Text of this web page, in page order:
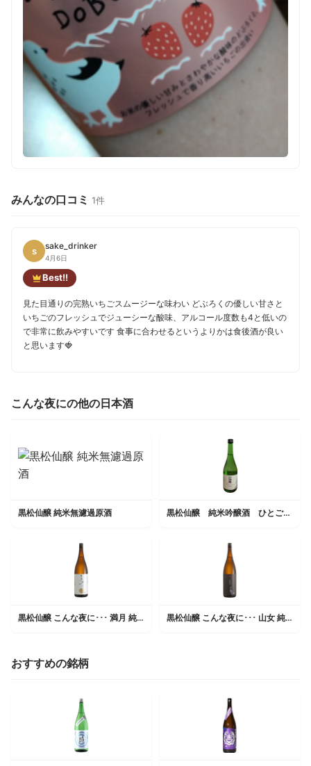
みんなの口コミ 1件
s sake_drinker
4月6日
Best!!
見た目通りの完熟いちごスムージーな味わい どぶろくの優しい甘さと
いちごのフレッシュでジューシーな酸味、アルコール度数も4と低いの
で非常に飲みやすいです 食事に合わせるというよりかは食後酒が良い
と思います🍓
こんな夜にの他の日本酒
黒松仙醸 純米無濾過原酒 黒松仙醸 純米吟醸酒 ひとごこち
黒松仙醸 こんな夜に･･･ 満月 純米大吟醸 黒松仙醸 こんな夜に･･･ 山女 純米吟醸
おすすめの銘柄